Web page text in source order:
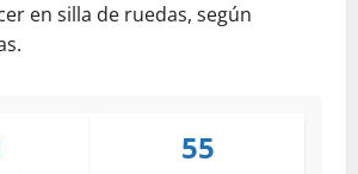
en silla de ruedas, según
55